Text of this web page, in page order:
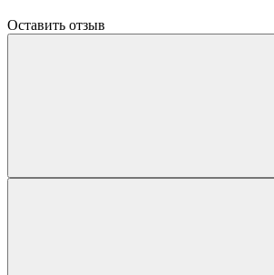
Оставить отзыв